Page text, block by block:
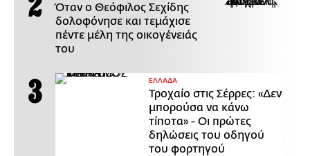
Όταν ο Θεόφιλος Σεχίδης
δολοφόνησε και τεμάχισε
πέντε μέλη της οικογένειάς
του
ΕΛΛΑΔΑ
Τροχαίο στις Σέρρες: «Δεν
μπορούσα να κάνω
τίποτα» - Οι πρώτες
δηλώσεις του οδηγού
του φορτηγού